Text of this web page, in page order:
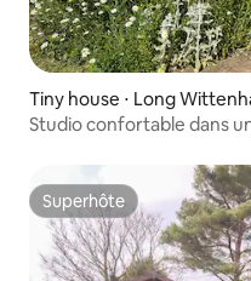
Tiny house ⋅ Long
Studio confortable dans
Superhôte
Superhôte